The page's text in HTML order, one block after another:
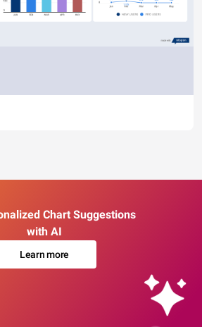
Chart Suggestions
with AI
Learn more